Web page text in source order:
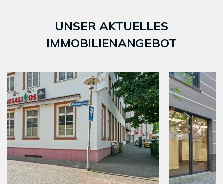
UNSER AKTUELLES
IMMOBILIENANGEBOT